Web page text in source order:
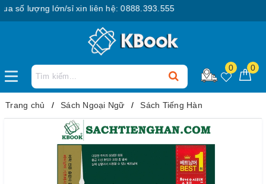
lượng lớn/sỉ xin liên hệ: 0888.393.555
0 0
Trang chủ Sách Ngoại Ngữ Sách Tiếng Hàn